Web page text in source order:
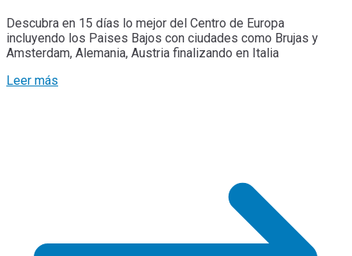
Descubra en 15 días lo mejor del Centro de Europa
incluyendo los Paises Bajos con ciudades como Brujas y
Amsterdam, Alemania, Austria finalizando en Italia
Leer más